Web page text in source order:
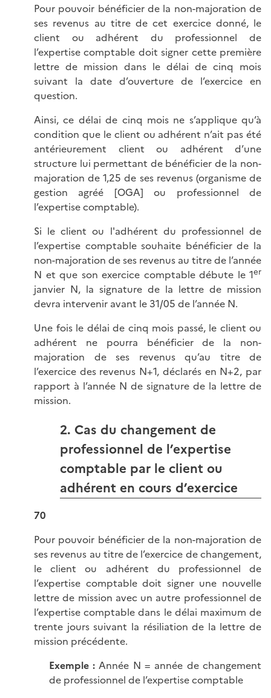
Pour pouvoir bénéficier de la non-majoration de
ses revenus au titre de cet exercice donné, le
client ou adhérent du professionnel de
l’expertise comptable doit signer cette première
lettre de mission dans le délai de cinq mois
suivant la date d’ouverture de l’exercice en
question.
Ainsi, ce délai de cinq mois ne s’applique qu’à
condition que le client ou adhérent n’ait pas été
antérieurement client ou adhérent d’une
structure lui permettant de bénéficier de la non-
majoration de 1,25 de ses revenus (organisme de
gestion agréé [OGA] ou professionnel de
l’expertise comptable).
Si le client ou l'adhérent du professionnel de
l’expertise comptable souhaite bénéficier de la
non-majoration de ses revenus au titre de l’année
N et que son exercice comptable débute le 1er
janvier N, la signature de la lettre de mission
devra intervenir avant le 31/05 de l’année N.
Une fois le délai de cinq mois passé, le client ou
adhérent ne pourra bénéficier de la non-
majoration de ses revenus qu’au titre de
l’exercice des revenus N+1, déclarés en N+2, par
rapport à l’année N de signature de la lettre de
mission.
2. Cas du changement de
professionnel de l’expertise
comptable par le client ou
adhérent en cours d’exercice
70
Pour pouvoir bénéficier de la non-majoration de
ses revenus au titre de l’exercice de changement,
le client ou adhérent du professionnel de
l’expertise comptable doit signer une nouvelle
lettre de mission avec un autre professionnel de
l’expertise comptable dans le délai maximum de
trente jours suivant la résiliation de la lettre de
mission précédente.
Exemple : Année N = année de changement
de professionnel de l’expertise comptable